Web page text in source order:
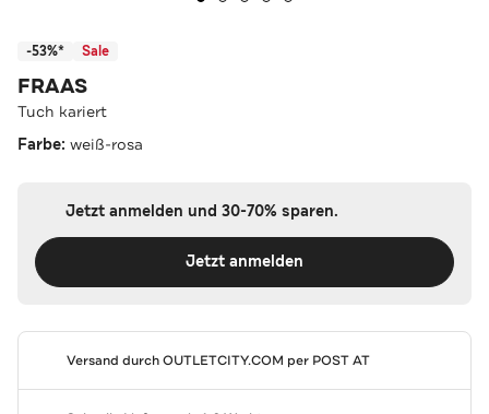
-53%* Sale
FRAAS
Tuch kariert
Farbe: weiß-rosa
Jetzt anmelden und 30-70% sparen.
Jetzt anmelden
Versand durchOUTLETCITY.COM per POST AT